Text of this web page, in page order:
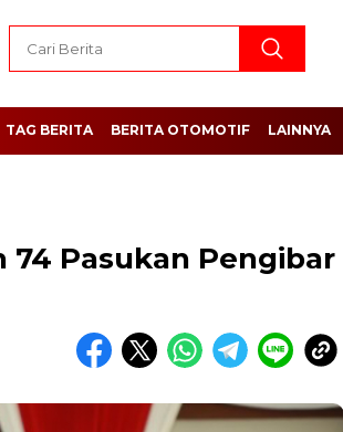
TAG BERITA BERITA OTOMOTIF LAINNYA
Pasukan Pengibar